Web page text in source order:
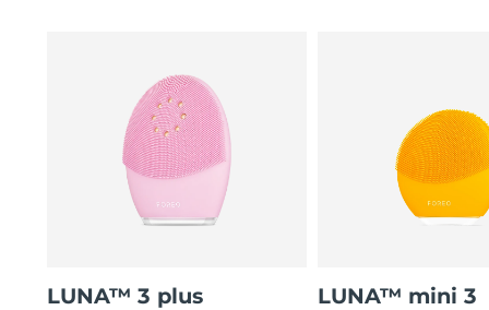
LUNA™ 3 plus LUNA™ mini 3